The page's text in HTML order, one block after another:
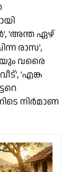
'അന്ത ഏഴ്
രാസ',
വരൈ
'എങ്ക
നിർമാണ